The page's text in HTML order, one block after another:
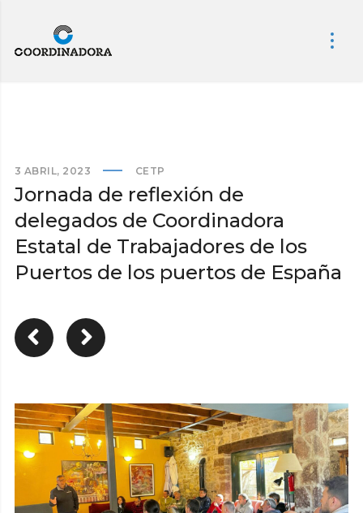
3 ABRIL, 2023 CETP
Jornada de reflexión de
delegados de Coordinadora
Estatal de Trabajadores de los
Puertos de los puertos de España